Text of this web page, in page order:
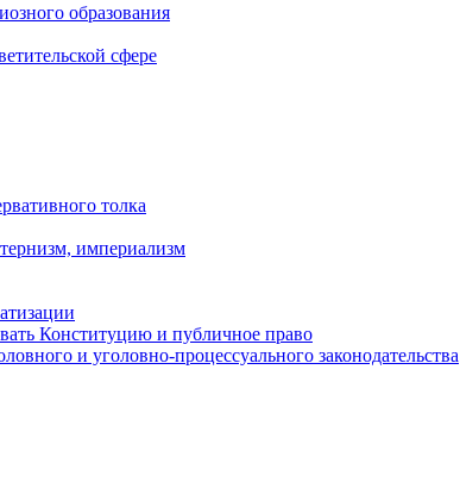
образования
сфере
толка
империализм
Конституцию и публичное право
и уголовно-процессуального законодательства